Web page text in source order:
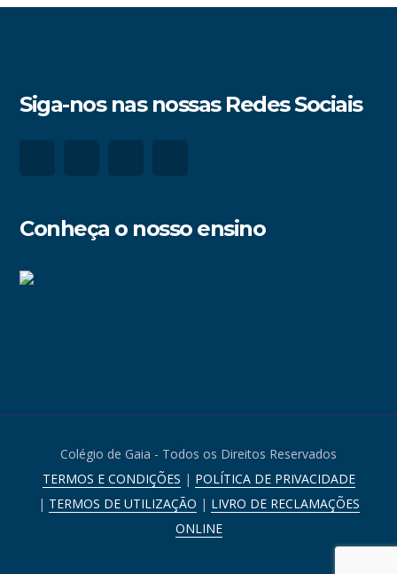
Siga-nos nas nossas Redes Sociais
Conheça o nosso ensino
Colégio de Gaia - Todos os Direitos Reservados
TERMOS E CONDIÇÕES | POLÍTICA DE PRIVACIDADE
| TERMOS DE UTILIZAÇÃO | LIVRO DE RECLAMAÇÕES
ONLINE